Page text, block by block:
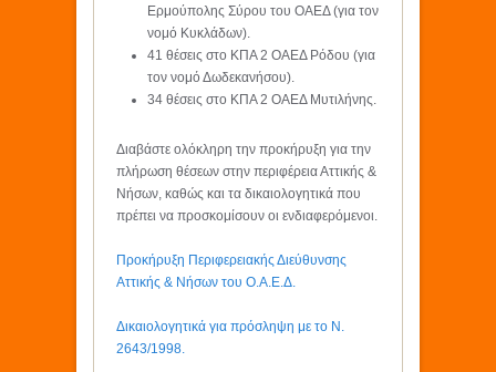
Ερμούπολης Σύρου του ΟΑΕΔ (για τον
νομό Κυκλάδων).
41 θέσεις στο ΚΠΑ 2 ΟΑΕΔ Ρόδου (για
τον νομό Δωδεκανήσου).
34 θέσεις στο ΚΠΑ 2 ΟΑΕΔ Μυτιλήνης.
Διαβάστε ολόκληρη την προκήρυξη για την
πλήρωση θέσεων στην περιφέρεια Αττικής &
Νήσων, καθώς και τα δικαιολογητικά που
πρέπει να προσκομίσουν οι ενδιαφερόμενοι.
Προκήρυξη Περιφερειακής Διεύθυνσης
Αττικής & Νήσων του Ο.Α.Ε.Δ.
Δικαιολογητικά για πρόσληψη με το Ν.
2643/1998.